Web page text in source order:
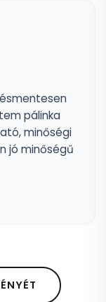
pálinka
minőségi
jó minőségű